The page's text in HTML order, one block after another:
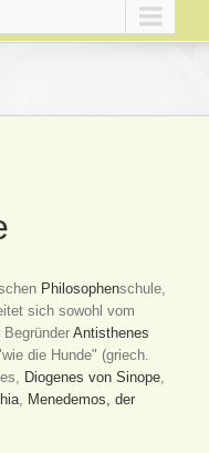
Philosophenschule,
sich sowohl vom
Antisthenes
die Hunde" (griech.
Diogenes von Sinope
Menedemos, der